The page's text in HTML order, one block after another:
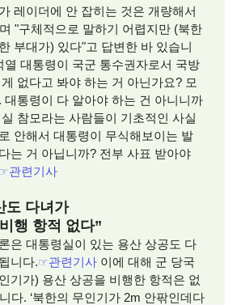
레이더에 안 잡히는 것은 개량해서
"구체적으로 말하기 어렵지만 (북한
부대가) 있다"고 답변한 바 있습니
열 대통령이 국군 통수권자로서 국방
없다고 봐야 하는 거 아닌가요? 모
대통령이 다 알아야 하는 건 아니니까
참모라는 사람들이 기초적인 사실
안해서 대통령이 무식해보이는 발
는 거 아닙니까? 전부 사표 받아야
☞관련기사
도 다녀가
행 항적 없다”
은 대통령실이 있는 용산 상공도 다
니다.☞관련기사 이에 대해 군 당국
기가) 용산 상공을 비행한 항적은 없
다. ‘북한의 무인기가 2m 안팎인데다